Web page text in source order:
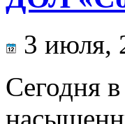
3 июля,
Сегодня